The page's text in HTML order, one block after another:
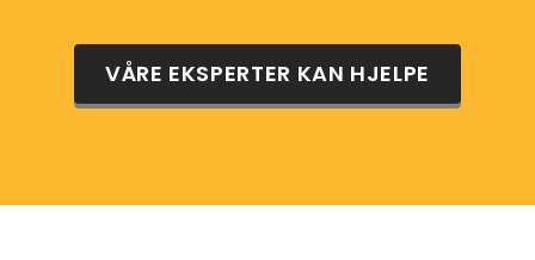
VÅRE EKSPERTER KAN HJELPE